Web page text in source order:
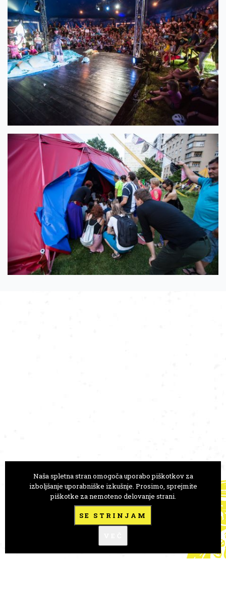
GLEDALIŠČE ANE MONRO
Trg Prekomorskih brigad 1
1000 Ljubljana, Slovenija
goro.anamonro@gmail.com
Naša spletna stran omogoča uporabo piškotkov za
izboljšanje uporabniške izkušnje. Prosimo, sprejmite
piškotke za nemoteno delovanje strani.
SE STRINJAM